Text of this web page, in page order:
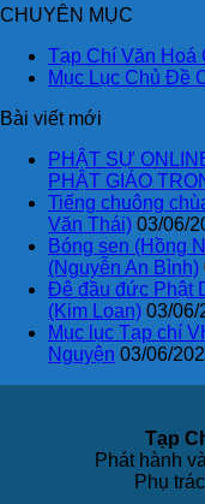
CHUYÊN MỤC
Tạp Chí Văn Hoá
Mục Lục Chủ Đề
Bài viết mới
PHẬT SỰ
PHẬT GIÁO
Tiếng chuông
Văn Thái) 03/06/
Bóng sen (Hồng
(Nguyễn An Bình)
Đê đầu đức Phật
(Kim Loan) 03/06/
Mục lục Tạp chí
Nguyện 03/06/
Tạp
Phát hành
Phụ